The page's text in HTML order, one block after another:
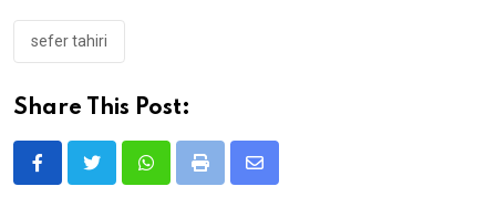
sefer tahiri
Share This Post:
WhatsappPrint
Share